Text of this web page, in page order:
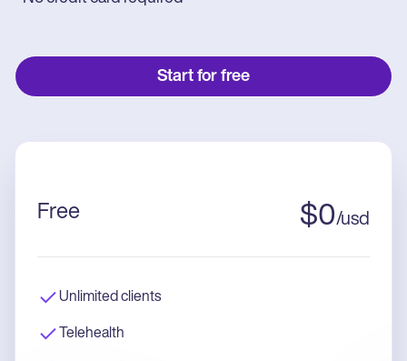
Start for free
Free $0/usd
Unlimited clients
Telehealth